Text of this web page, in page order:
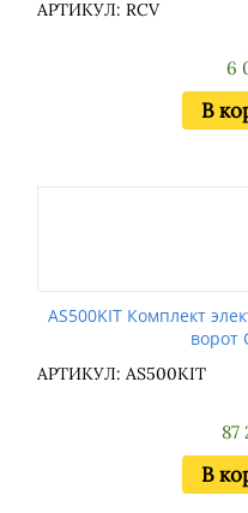
АРТИКУЛ: RCV
6
В
AS500KIT Комплект
ворот
АРТИКУЛ: AS500KIT
87
В